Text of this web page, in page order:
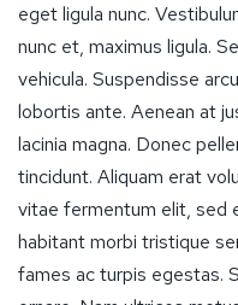
eget ligula nunc.
nunc et, maximus ligula.
vehicula. Suspendisse
lobortis ante. Aenean at
lacinia magna. Donec
tincidunt. Aliquam erat
vitae fermentum elit, sed
habitant morbi tristique
fames ac turpis egestas.